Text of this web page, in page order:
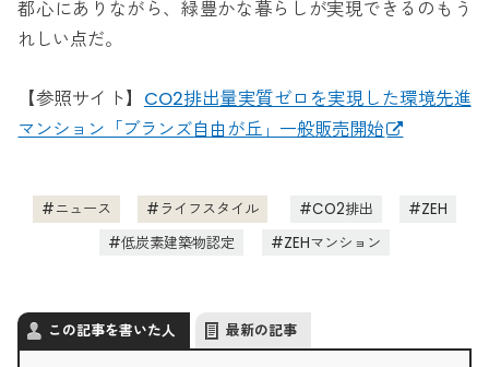
都心にありながら、緑豊かな暮らしが実現できるのもう
れしい点だ。
【参照サイト】 CO2排出量実質ゼロを実現した環境先進
マンション「ブランズ自由が丘」一般販売開始
ニュース ライフスタイル CO2排出
ZEH
低炭素建築物認定
ZEHマンション
この記事を書いた人 最新の記事